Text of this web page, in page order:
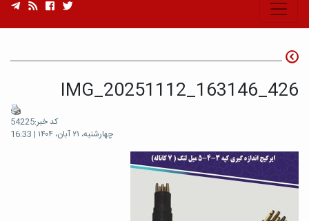
IMG_20251112_163146_426
کد خبر:54225
چهارشنبه، ۲۱ آبان، ۱۴۰۴ | 16:33